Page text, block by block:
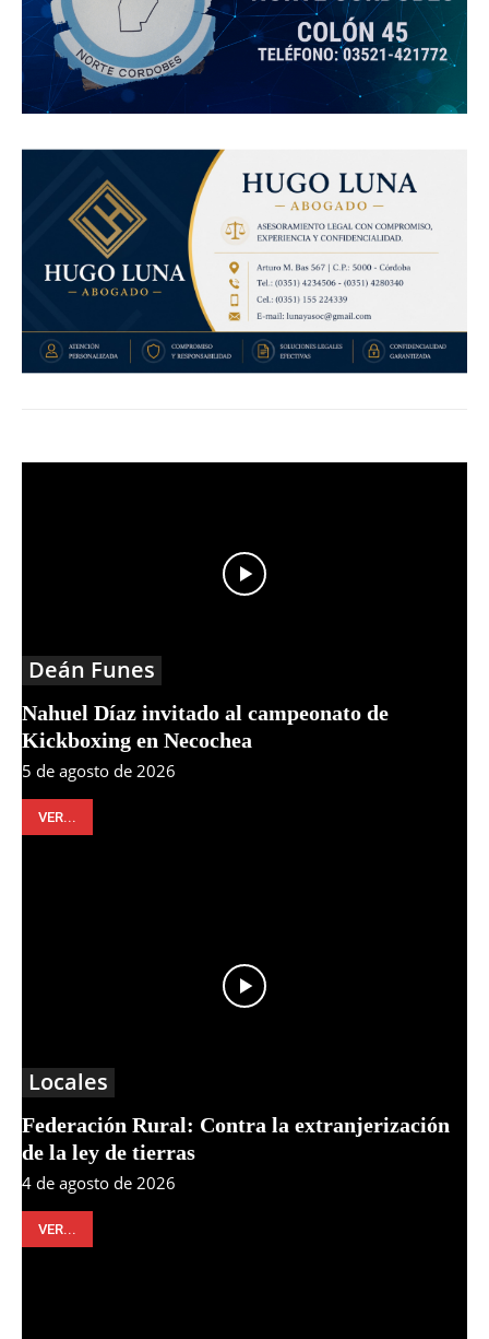
Deán Funes
Nahuel Díaz invitado al campeonato de
Kickboxing en Necochea
5 de agosto de 2026
VER...
Locales
Federación Rural: Contra la extranjerización
de la ley de tierras
4 de agosto de 2026
VER...